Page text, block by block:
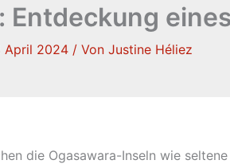
April 2024 / Von Justine Héliez
die Ogasawara-Inseln wie